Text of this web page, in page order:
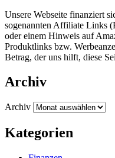
Unsere Webseite finanziert
sogenannten Affiliate Links
oder einem Hinweis auf
Produktlinks bzw.
Betrag, der uns hilft, diese
Archiv
Archiv
Kategorien